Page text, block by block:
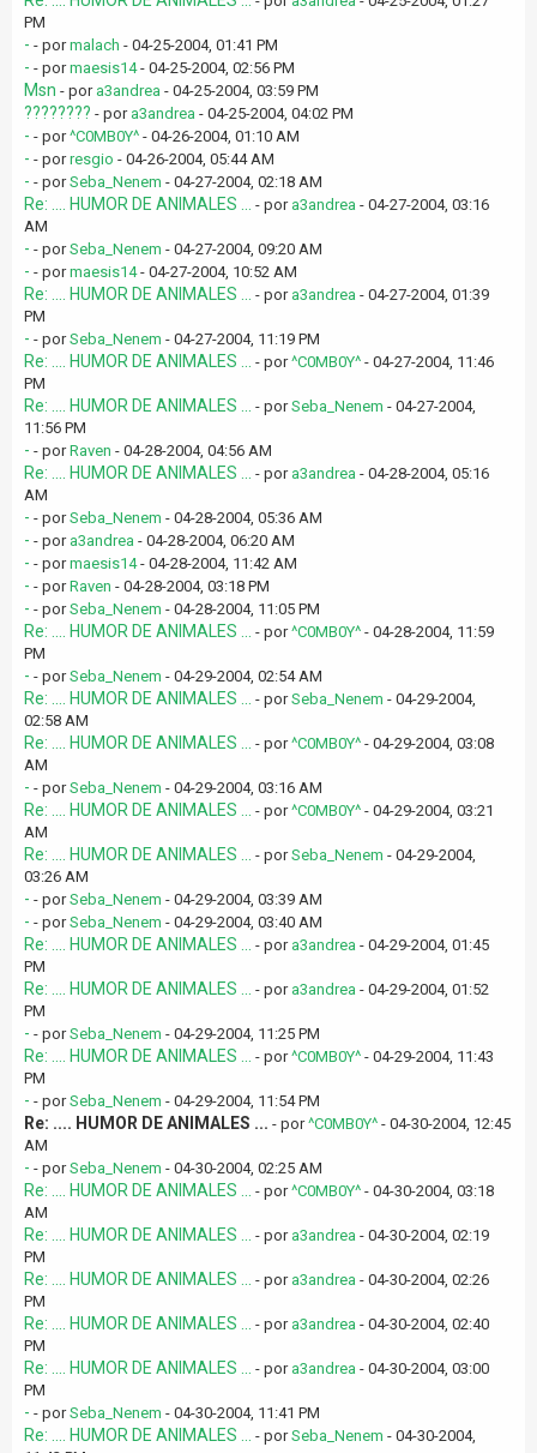
PM
- - pormalach - 04-25-2004, 01:41 PM
- - pormaesis14- 04-25-2004, 02:56 PM
Msn - por a3andrea - 04-25-2004, 03:59 PM
???????? - por a3andrea - 04-25-2004, 04:02 PM
- - por^C0MB0Y^ - 04-26-2004, 01:10 AM
- - porresgio - 04-26-2004, 05:44 AM
- - porSeba_Nenem - 04-27-2004, 02:18 AM
Re: .... HUMOR DE ANIMALES ... - por a3andrea - 04-27-2004, 03:16
AM
- - porSeba_Nenem - 04-27-2004, 09:20 AM
- - pormaesis14- 04-27-2004, 10:52 AM
Re: .... HUMOR DE ANIMALES ... - por a3andrea - 04-27-2004, 01:39
PM
- - porSeba_Nenem - 04-27-2004, 11:19 PM
Re: .... HUMOR DE ANIMALES ... - por^C0MB0Y^ - 04-27-2004, 11:46
PM
Re: .... HUMOR DE ANIMALES ... - porSeba_Nenem - 04-27-2004,
11:56 PM
- - porRaven - 04-28-2004, 04:56 AM
Re: .... HUMOR DE ANIMALES ... - por a3andrea - 04-28-2004, 05:16
AM
- - porSeba_Nenem - 04-28-2004, 05:36 AM
- - por a3andrea - 04-28-2004, 06:20 AM
- - pormaesis14- 04-28-2004, 11:42 AM
- - porRaven - 04-28-2004, 03:18 PM
- - porSeba_Nenem - 04-28-2004, 11:05 PM
Re: .... HUMOR DE ANIMALES ... - por^C0MB0Y^ - 04-28-2004, 11:59
PM
- - porSeba_Nenem - 04-29-2004, 02:54 AM
Re: .... HUMOR DE ANIMALES ... - porSeba_Nenem - 04-29-2004,
02:58 AM
Re: .... HUMOR DE ANIMALES ... - por^C0MB0Y^ - 04-29-2004, 03:08
AM
- - porSeba_Nenem - 04-29-2004, 03:16 AM
Re: .... HUMOR DE ANIMALES ... - por^C0MB0Y^ - 04-29-2004, 03:21
AM
Re: .... HUMOR DE ANIMALES ... - porSeba_Nenem - 04-29-2004,
03:26 AM
- - porSeba_Nenem - 04-29-2004, 03:39 AM
- - porSeba_Nenem - 04-29-2004, 03:40 AM
Re: .... HUMOR DE ANIMALES ... - por a3andrea - 04-29-2004, 01:45
PM
Re: .... HUMOR DE ANIMALES ... - por a3andrea - 04-29-2004, 01:52
PM
- - porSeba_Nenem - 04-29-2004, 11:25 PM
Re: .... HUMOR DE ANIMALES ... - por^C0MB0Y^ - 04-29-2004, 11:43
PM
- - porSeba_Nenem - 04-29-2004, 11:54 PM
Re: .... HUMOR DE ANIMALES ... - por^C0MB0Y^ - 04-30-2004, 12:45
AM
- - porSeba_Nenem - 04-30-2004, 02:25 AM
Re: .... HUMOR DE ANIMALES ... - por^C0MB0Y^ - 04-30-2004, 03:18
AM
Re: .... HUMOR DE ANIMALES ... - por a3andrea - 04-30-2004, 02:19
PM
Re: .... HUMOR DE ANIMALES ... - por a3andrea - 04-30-2004, 02:26
PM
Re: .... HUMOR DE ANIMALES ... - por a3andrea - 04-30-2004, 02:40
PM
Re: .... HUMOR DE ANIMALES ... - por a3andrea - 04-30-2004, 03:00
PM
- - porSeba_Nenem - 04-30-2004, 11:41 PM
Re: .... HUMOR DE ANIMALES ... - porSeba_Nenem - 04-30-2004,